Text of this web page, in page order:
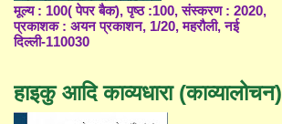
मूल्य : 100( पेपर बैक), पृष्ठ :100, संस्करण : 2020,
प्रकाशक : अयन प्रकाशन, 1/20, महरौली, नई
दिल्ली-110030
हाइकु आदि काव्यधारा (काव्यालोचन)